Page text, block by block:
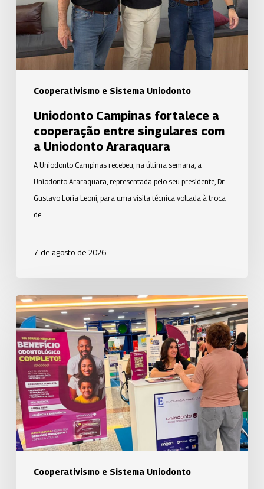
Cooperativismo e Sistema Uniodonto
entre
singulares
com
a
Uniodonto
Araraquara
Uniodonto Campinas fortalece a
cooperação entre singulares com
a Uniodonto Araraquara
A Uniodonto Campinas recebeu, na última semana, a
Uniodonto Araraquara, representada pelo seu presidente, Dr.
Gustavo Loria Leoni, para uma visita técnica voltada à troca
de…
7 de agosto de 2026
Cooperativismo e Sistema Uniodonto
Uniodonto
de
São
José
dos
Campos
participa
do
Emprega
Mais
Vale